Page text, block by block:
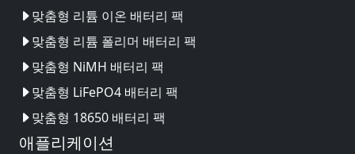
맞춤형 리튬 이온 배터리 팩
맞춤형 리튬 폴리머 배터리 팩
맞춤형 NiMH 배터리 팩
맞춤형 LiFePO4 배터리 팩
맞춤형 18650 배터리 팩
애플리케이션